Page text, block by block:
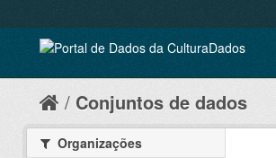
Conjuntos de dados
Organizações